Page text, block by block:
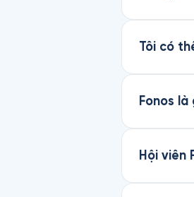
Tôi có
Fonos là
Hội viên